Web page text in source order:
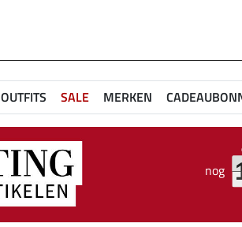
OUTFITS SALE MERKEN
nog